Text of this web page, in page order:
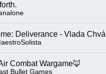
Deliverance - Vlada
Combat Wargame🦊
Bullet Games